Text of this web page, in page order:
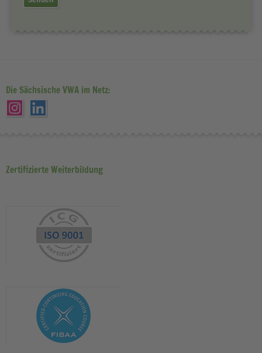
Die Sächsische VWA im Netz:
Zertifizierte Weiterbildung